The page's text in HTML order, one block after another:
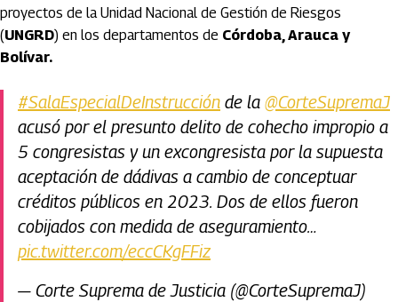
proyectos de la Unidad Nacional de Gestión de Riesgos
(UNGRD) en los departamentos de Córdoba, Arauca y
Bolívar.
#SalaEspecialDeInstrucción de la @CorteSupremaJ
acusó por el presunto delito de cohecho impropio a
5 congresistas y un excongresista por la supuesta
aceptación de dádivas a cambio de conceptuar
créditos públicos en 2023. Dos de ellos fueron
cobijados con medida de aseguramiento…
pic.twitter.com/eccCKgFFiz
— Corte Suprema de Justicia (@CorteSupremaJ)